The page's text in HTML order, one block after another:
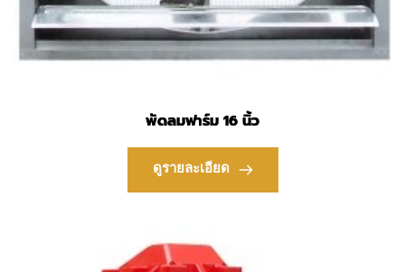
พัดลมฟาร์ม 16 นิ้ว
ดูรายละเอียด